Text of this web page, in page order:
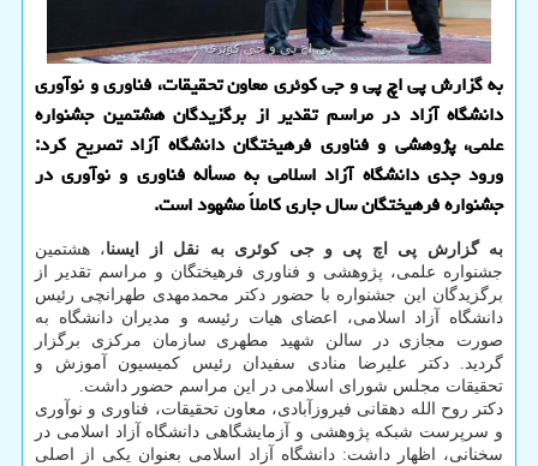
به گزارش پی اچ پی و جی کوئری معاون تحقیقات، فناوری و نوآوری
دانشگاه آزاد در مراسم تقدیر از برگزیدگان هشتمین جشنواره
علمی، پژوهشی و فناوری فرهیختگان دانشگاه آزاد تصریح کرد:
ورود جدی دانشگاه آزاد اسلامی به مسأله فناوری و نوآوری در
جشنواره فرهیختگان سال جاری کاملاً مشهود است.
به گزارش پی اچ پی و جی کوئری به نقل از ایسنا، هشتمین
جشنواره علمی، پژوهشی و فناوری فرهیختگان و مراسم تقدیر از
برگزیدگان این جشنواره با حضور دکتر محمدمهدی طهرانچی رئیس
دانشگاه آزاد اسلامی، اعضای هیات رئیسه و مدیران دانشگاه به
صورت مجازی در سالن شهید مطهری سازمان مرکزی برگزار
گردید. دکتر علیرضا منادی سفیدان رئیس کمیسیون آموزش و
تحقیقات مجلس شورای اسلامی در این مراسم حضور داشت.
دکتر روح الله دهقانی فیروزآبادی، معاون تحقیقات، فناوری و نوآوری
و سرپرست شبکه پژوهشی و آزمایشگاهی دانشگاه آزاد اسلامی در
سخنانی، اظهار داشت: دانشگاه آزاد اسلامی بعنوان یکی از اصلی